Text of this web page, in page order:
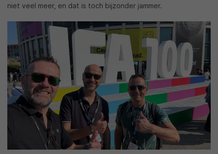
niet veel meer, en dat is toch bijzonder jammer.